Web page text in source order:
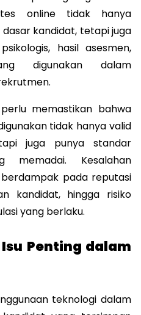
online tidak hanya
kandidat, tetapi juga
hasil asesmen,
digunakan dalam
memastikan bahwa
tidak hanya valid
juga punya standar
memadai. Kesalahan
pada reputasi
kandidat, hingga risiko
yang berlaku.
Penting dalam
teknologi dalam